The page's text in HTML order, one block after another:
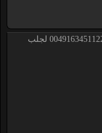
الشيخ الروحاني جلب الحبيب و خلال ساعة 00491634511222 لجلب